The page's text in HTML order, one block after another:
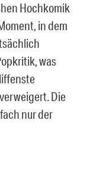
Hochkomik
in dem
was
Die
nur der